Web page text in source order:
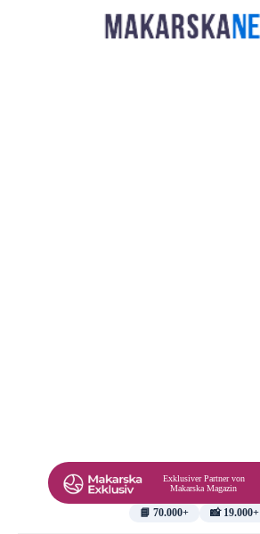
Exklusiver Partner von
Makarska Magazin
📘 70.000+ 📸 19.000+